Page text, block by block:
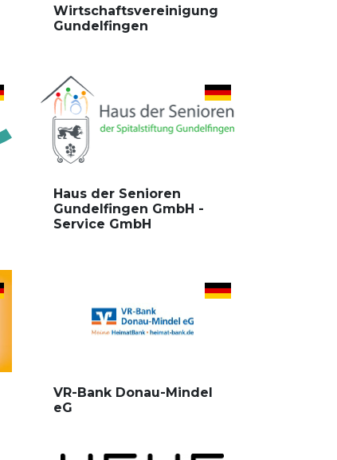
Wirtschaftsvereinigung
Gundelfingen
Haus der Senioren
Gundelfingen GmbH -
Service GmbH
VR-Bank Donau-Mindel
eG